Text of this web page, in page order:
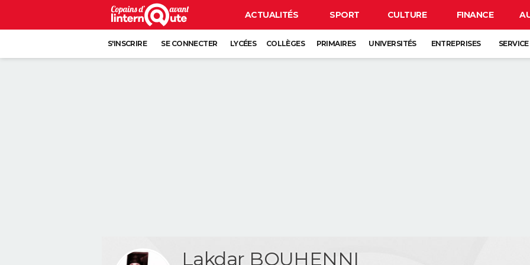
ACTUALITÉS SPORT CULTURE FINANCE
S'INSCRIRE SE CONNECTER LYCÉES COLLÈGES PRIMAIRES UNIVERSITÉS ENTREPRISES
Lakdar BOUHENNI